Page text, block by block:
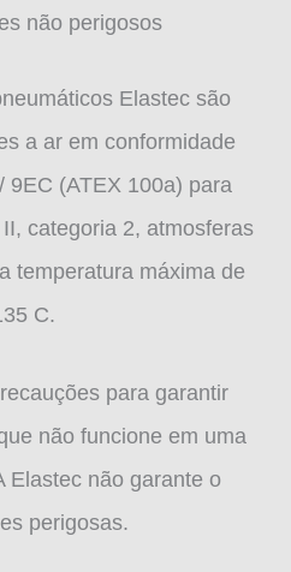
não perigosos
Elastec são
a ar em conformidade
9EC (ATEX 100a) para
categoria 2, atmosferas
temperatura máxima de
C.
para garantir
não funcione em uma
Elastec não garante o
perigosas.